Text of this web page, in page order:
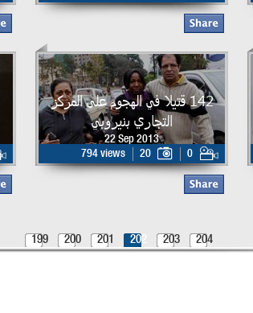
142 قتيلا في الهجوم على المركز
التجاري بنيروبي
22 Sep 2013
794 views
20 0
199 200 201 202 203 204